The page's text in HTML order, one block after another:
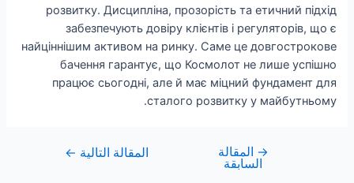
розвитку. Дисципліна, прозорість та етичний підхід
забезпечують довіру клієнтів і регуляторів, що є
найціннішим активом на ринку. Саме це довгострокове
бачення гарантує, що Космолот не лише успішно
працює сьогодні, але й має міцний фундамент для
сталого розвитку у майбутньому.
→ المقالة
السابقة
المقالة التالية ←